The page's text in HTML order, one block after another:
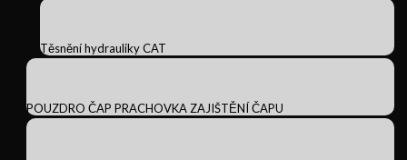
Těsnění hydrauliky CAT
POUZDRO ČAP PRACHOVKA ZAJIŠTĚNÍ ČAPU